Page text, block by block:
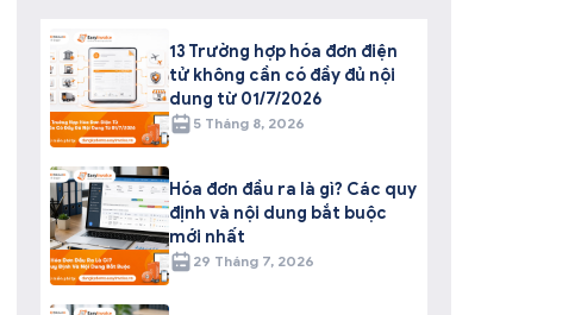
13 Trường hợp hóa đơn điện
tử không cần có đầy đủ nội
dung từ 01/7/2026
5 Tháng 8, 2026
Hóa đơn đầu ra là gì? Các quy
định và nội dung bắt buộc
mới nhất
29 Tháng 7, 2026